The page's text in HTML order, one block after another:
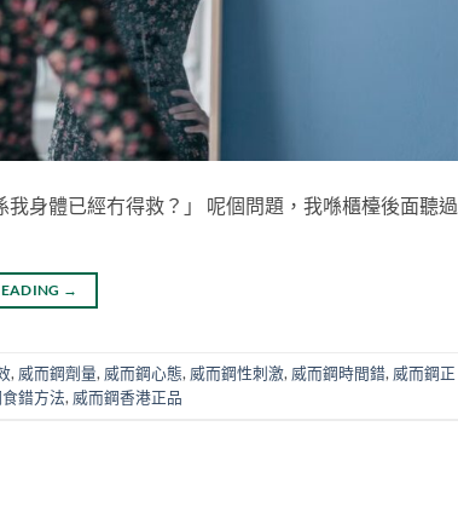
身體已經冇得救？」 呢個問題，我喺櫃檯後面聽過
→
, 威而鋼劑量, 威而鋼心態, 威而鋼性刺激, 威而鋼時間錯, 威而鋼正
錯方法, 威而鋼香港正品